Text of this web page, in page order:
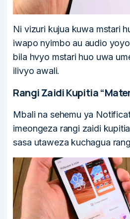
Ni vizuri kujua kuwa mstari
iwapo nyimbo au audio
bila hvyo mstari huo uwa
ilivyo awali.
Rangi Zaidi Kupitia
Mbali na sehemu ya
imeongeza rangi zaidi
sasa utaweza kuchagua